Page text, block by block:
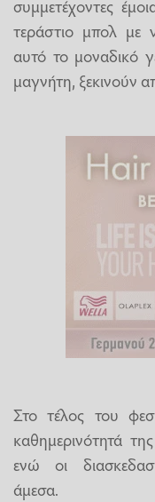
συμμετέχοντες
τεράστιο μπολ με
αυτό το μοναδικό
μαγνήτη, ξεκινούν
Στο τέλος του
καθημερινότητά
ενώ οι
άμεσα.